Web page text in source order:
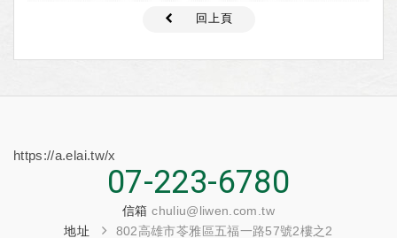
回上頁
https://a.elai.tw/x
07-223-6780
信箱chuliu@liwen.com.tw
地址
802高雄市苓雅區五福一路57號2樓之2